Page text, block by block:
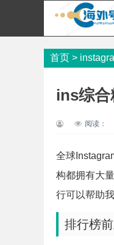
首页 >
ins综合
阅读：
全球
构都拥有大
行可以帮助
排行榜前